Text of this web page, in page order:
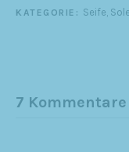
KATEGORIE: Seife
7 Kommentare